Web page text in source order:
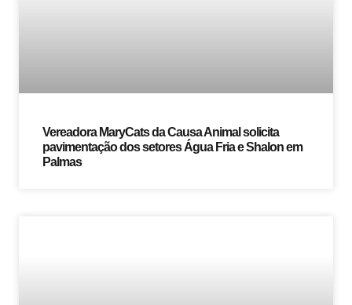
Vereadora MaryCats da Causa Animal solicita
pavimentação dos setores Água Fria e Shalon em
Palmas